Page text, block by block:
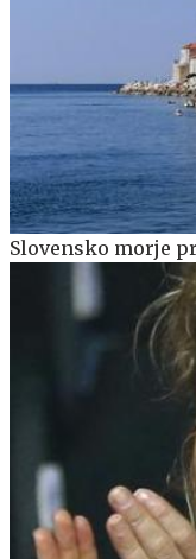
Slovensko morje